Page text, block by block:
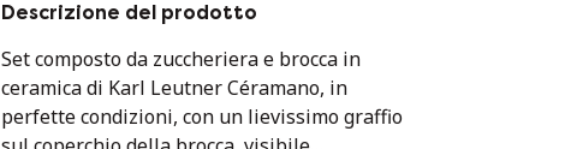
Descrizione del prodotto
Set composto da zuccheriera e brocca in
ceramica di Karl Leutner Céramano, in
perfette condizioni, con un lievissimo graffio